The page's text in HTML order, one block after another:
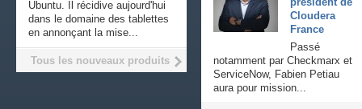
Cloudera
France
Passé
notamment par Checkmarx et
ServiceNow, Fabien Petiau
aura pour mission...
Ubuntu. Il récidive aujourd'hui
dans le domaine des tablettes
en annonçant la mise...
Tous les nouveaux produits